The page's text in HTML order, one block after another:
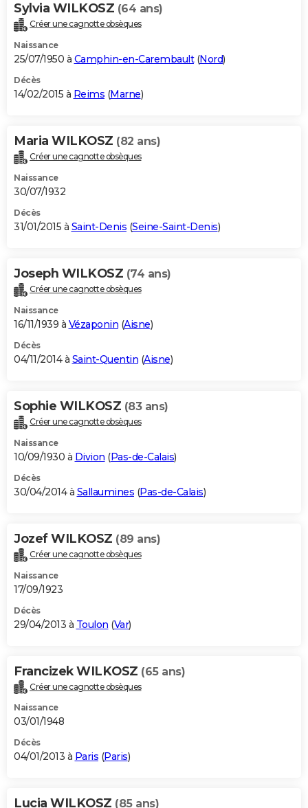
Sylvia WILKOSZ (64 ans)
Créer une cagnotte obsèques
Naissance
25/07/1950 à Camphin-en-Carembault(Nord)
Décès
14/02/2015 à Reims (Marne)
Maria WILKOSZ (82 ans)
Créer une cagnotte obsèques
Naissance
30/07/1932
Décès
31/01/2015 à Saint-Denis (Seine-Saint-Denis)
Joseph WILKOSZ (74 ans)
Créer une cagnotte obsèques
Naissance
16/11/1939 à Vézaponin (Aisne)
Décès
04/11/2014 à Saint-Quentin (Aisne)
Sophie WILKOSZ (83 ans)
Créer une cagnotte obsèques
Naissance
10/09/1930 à Divion (Pas-de-Calais)
Décès
30/04/2014 à Sallaumines (Pas-de-Calais)
Jozef WILKOSZ (89 ans)
Créer une cagnotte obsèques
Naissance
17/09/1923
Décès
29/04/2013 à Toulon (Var)
Francizek WILKOSZ (65 ans)
Créer une cagnotte obsèques
Naissance
03/01/1948
Décès
04/01/2013 à Paris (Paris)
Lucia WILKOSZ (85 ans)